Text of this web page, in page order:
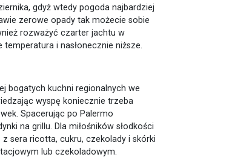
gdyż wtedy pogoda najbardziej
zerowe opady tak możecie sobie
rozważyć czarter jachtu w
i nasłonecznie niższe.
bogatych kuchni regionalnych we
wyspę koniecznie trzeba
Spacerując po Palermo
na grillu. Dla miłośników słodkości
sera ricotta, cukru, czekolady i skórki
lub czekoladowym.